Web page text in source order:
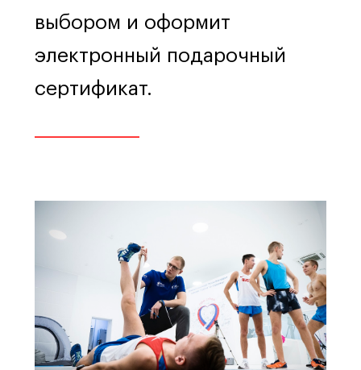
выбором и оформит
электронный подарочный
сертификат.